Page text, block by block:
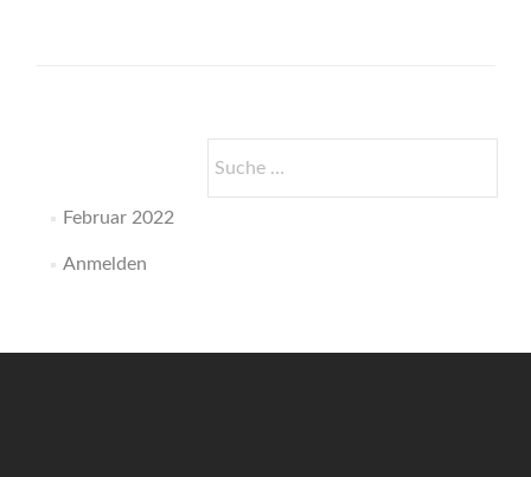
nach:
Februar 2022
Anmelden